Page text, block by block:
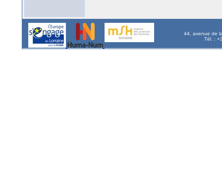
44, avenue de
Tél. :